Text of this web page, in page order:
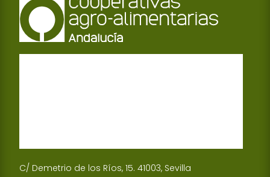
C/ Demetrio de los Ríos, 15. 41003, Sevilla